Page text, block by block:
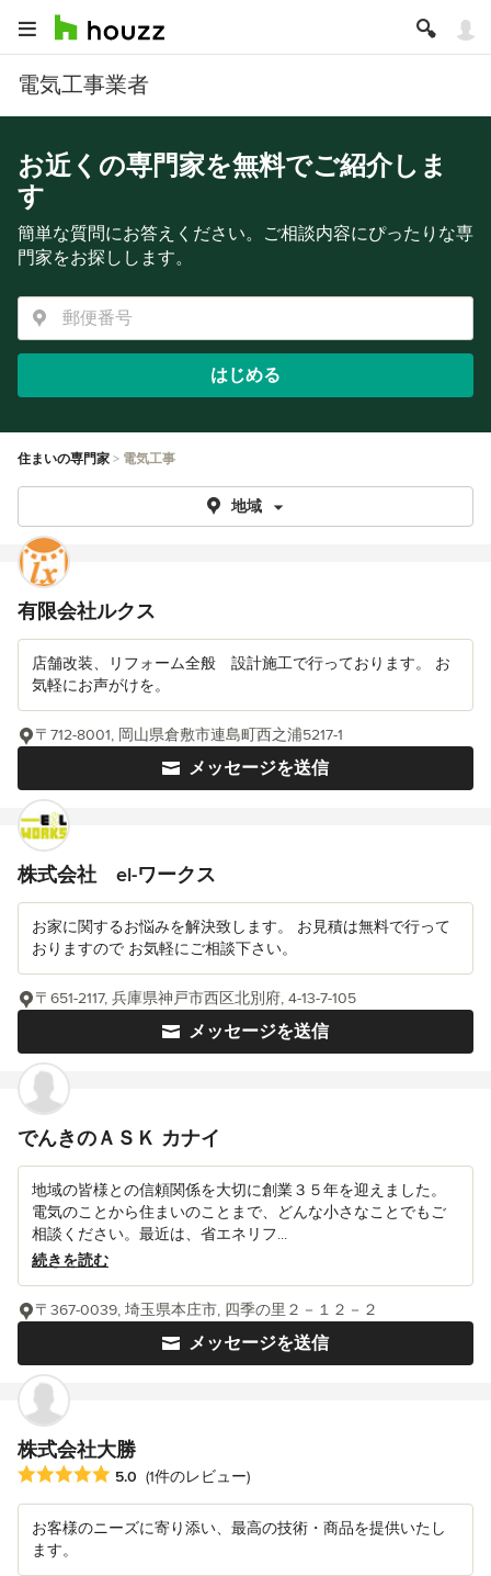
電気工事業者
お近くの専門家を無料でご紹介しま
す
簡単な質問にお答えください。ご相談内容にぴったりな専
門家をお探しします。
はじめる
住まいの専門家 電気工事
地域
有限会社ルクス
店舗改装、リフォーム全般 設計施工で行っております。 お
気軽にお声がけを。
メッセージを送信
〒712-8001, 岡山県倉敷市連島町西之浦5217-1
株式会社 el-ワークス
お家に関するお悩みを解決致します。 お見積は無料で行って
おりますので お気軽にご相談下さい。
メッセージを送信
〒651-2117, 兵庫県神戸市西区北別府, 4-13-7-105
でんきのＡＳＫ カナイ
地域の皆様との信頼関係を大切に創業３５年を迎えました。
電気のことから住まいのことまで、どんな小さなことでもご
相談ください。最近は、省エネリフ...
続きを読む
メッセージを送信
〒367-0039, 埼玉県本庄市, 四季の里２－１２－２
株式会社大勝
平均評価：5つ星中 星5
5.0 (1件のレビュー)
お客様のニーズに寄り添い、最高の技術・商品を提供いたし
ます。